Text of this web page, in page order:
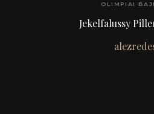
OLIMPIAI
Jekelfalussy